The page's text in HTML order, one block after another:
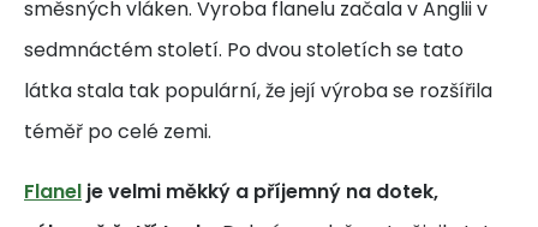
směsných vláken. Vyroba flanelu začala v Anglii v
sedmnáctém století. Po dvou stoletích se tato
látka stala tak populární, že její výroba se rozšířila
téměř po celé zemi.
Flanel je velmi měkký a příjemný na dotek,